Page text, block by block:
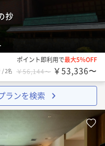
5
抄
ポイント即利用で最大5％OFF
/2名 ￥56,144〜 ￥53,336〜
ランを検索